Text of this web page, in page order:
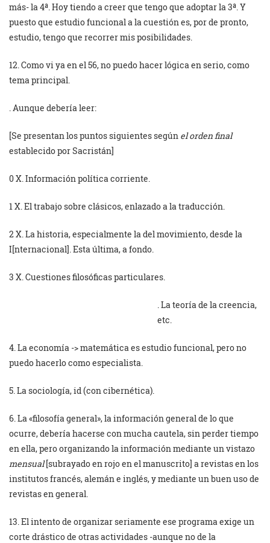
más- la 4ª. Hoy tiendo a creer que tengo que adoptar la 3ª. Y
puesto que estudio funcional a la cuestión es, por de pronto,
estudio, tengo que recorrer mis posibilidades.
12. Como vi ya en el 56, no puedo hacer lógica en serio, como
tema principal.
. Aunque debería leer:
[Se presentan los puntos siguientes según el orden final
establecido por Sacristán]
0 X. Información política corriente.
1 X. El trabajo sobre clásicos, enlazado a la traducción.
2 X. La historia, especialmente la del movimiento, desde la
I[nternacional]. Esta última, a fondo.
3 X. Cuestiones filosóficas particulares.
. La teoría de la creencia,
etc.
4. La economía -> matemática es estudio funcional, pero no
puedo hacerlo como especialista.
5. La sociología, id (con cibernética).
6. La «filosofía general», la información general de lo que
ocurre, debería hacerse con mucha cautela, sin perder tiempo
en ella, pero organizando la información mediante un vistazo
mensual[subrayado en rojo en el manuscrito] a revistas en los
institutos francés, alemán e inglés, y mediante un buen uso de
revistas en general.
13. El intento de organizar seriamente ese programa exige un
corte drástico de otras actividades -aunque no de la